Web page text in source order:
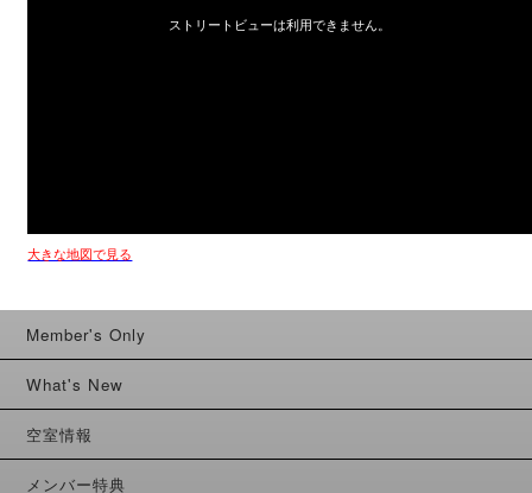
大きな地図で見る
Member's Only
What's New
空室情報
メンバー特典